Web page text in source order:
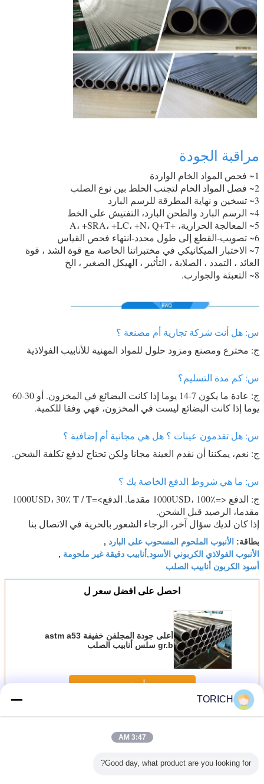
مراقبة الجودة
1~ فحص المواد الخام الواردة
2~ فصل المواد الخام لتجنب الخلط بين نوع الصلب
3~ تسخين و نهاية المطرقة للرسم البارد
4~ الرسم البارد والطحن البارد، التفتيش على الخط
5~ المعالجة الحرارية، +A، +SRA، +LC، +N، Q+T
6~ تصويب-القطع إلى طول محدد-انتهاء فحص القياس
7~ الاختبار الميكانيكي في مختبراتنا الخاصة مع قوة الشد ، قوة
العائد ، التمدد ، الصلابة ، التأثير ، الهيكل الصغير ، الخ
8~ التعبئة والجوارب.
س: هل أنت شركة تجارية أم مصنعة ؟
ج: مخترع ومصنع ومزود حلول للمواد المهنية للأنابيب الفولاذية
س: كم مدة التسليم؟
ج: عادة ما يكون 7-14 يوما إذا كانت البضائع في المخزون. أو 30-60
يوما إذا كانت البضائع ليست في المخزون، فهي وفقا للكمية.
س: هل تقدمون عينات ؟ هل هي مجانية أم إضافية ؟
ج: نعم، يمكننا أن نقدم العينة مجانا ولكن تحتاج لدفع تكلفة الشحن.
س: ما هي شروط الدفع الخاصة بك ؟
ج: الدفع <=1000USD، 100٪ مقدما. الدفع>=1000USD، 30٪ T / T
مقدما، الرصيد قبل الشحن.
إذا كان لديك سؤال آخر، الرجاء الشعور بالحرية في الاتصال بنا
بطاقة: الأنبوب الملحوم المسحوب على البارد ,
الأنبوب الفولاذي الكربوني الأسود,أنابيب دقيقة غير ملحومة ,
أسود الكربون أنابيب الصلب
احصل على افضل سعر ل
أعلى جودة المجلفن خفيفة astm a53
gr.b سلس أنابيب الصلب
استمر
أكثرسلس أنابيب الصلب الدقة
TORICH
3:47 AM
Good day, what product are you looking for?